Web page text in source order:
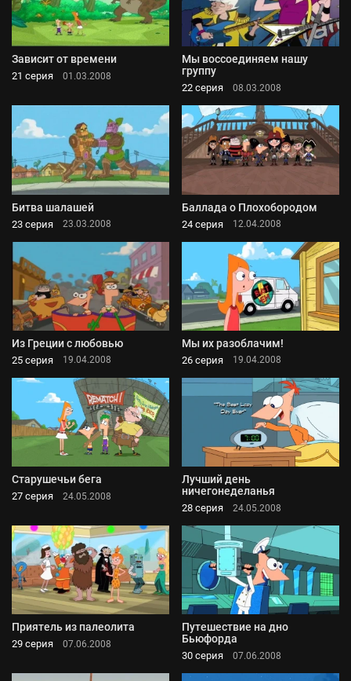
Зависит от времени
21 серия 01.03.2008
Мы воссоединяем нашу
группу
22 серия 08.03.2008
Битва шалашей
23 серия 23.03.2008
Баллада о Плохобородом
24 серия 12.04.2008
Из Греции с любовью
25 серия 19.04.2008
Мы их разоблачим!
26 серия 19.04.2008
Старушечьи бега
27 серия 24.05.2008
Лучший день
ничегонеделанья
28 серия 24.05.2008
Приятель из палеолита
29 серия 07.06.2008
Путешествие на дно
Бьюфорда
30 серия 07.06.2008